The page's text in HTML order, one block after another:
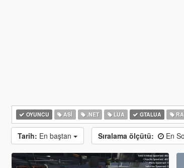
OYUNCU ASI .NET LUA GTALUA
Tarih: En baştan Sıralama ölçütü: En